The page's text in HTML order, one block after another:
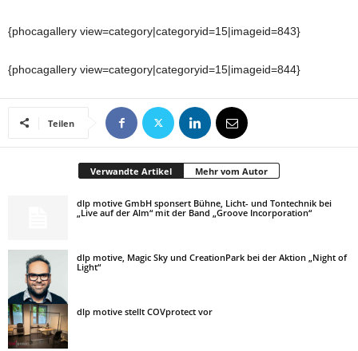
{phocagallery view=category|categoryid=15|imageid=843}
{phocagallery view=category|categoryid=15|imageid=844}
Teilen
Verwandte Artikel Mehr vom Autor
dlp motive GmbH sponsert Bühne, Licht- und Tontechnik bei
„Live auf der Alm“ mit der Band „Groove Incorporation“
dlp motive, Magic Sky und CreationPark bei der Aktion „Night of
Light“
dlp motive stellt COVprotect vor